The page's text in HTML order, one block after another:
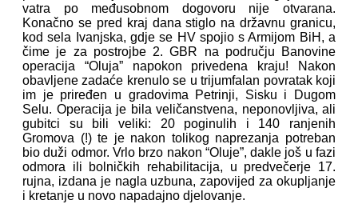
vatra po međusobnom dogovoru nije otvarana.
Konačno se pred kraj dana stiglo na državnu granicu,
kod sela Ivanjska, gdje se HV spojio s Armijom BiH, a
čime je za postrojbe 2. GBR na području Banovine
operacija “Oluja” napokon privedena kraju! Nakon
obavljene zadaće krenulo se u trijumfalan povratak koji
im je priređen u gradovima Petrinji, Sisku i Dugom
Selu. Operacija je bila veličanstvena, neponovljiva, ali
gubitci su bili veliki: 20 poginulih i 140 ranjenih
Gromova (!) te je nakon tolikog naprezanja potreban
bio duži odmor. Vrlo brzo nakon “Oluje”, dakle još u fazi
odmora ili bolničkih rehabilitacija, u predvečerje 17.
rujna, izdana je nagla uzbuna, zapovijed za okupljanje
i kretanje u novo napadajno djelovanje.